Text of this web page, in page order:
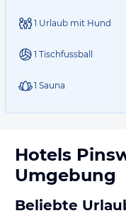
1 Urlaub mit Hund
1 Tischfussball
1 Sauna
Hotels
Umgebung
Beliebte